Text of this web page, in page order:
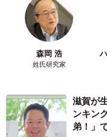
森岡 浩
姓氏研究家
滋賀が
ンキン
弟！」